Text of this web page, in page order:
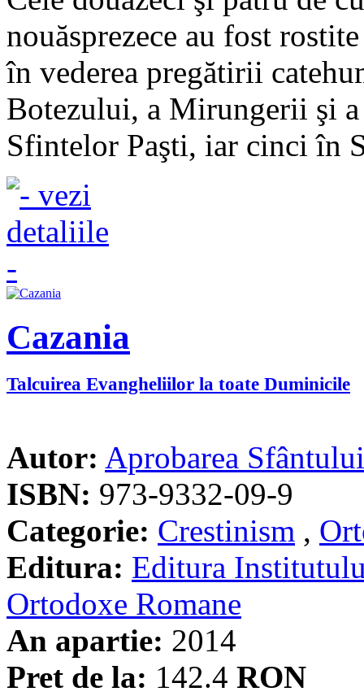
nouăsprezece au fost
în vederea pregătirii
Botezului, a Mirungerii şi
Sfintelor Paşti, iar cinci în
Cazania
Talcuirea Evangheliilor la toate Duminicile
Autor: Aprobarea
ISBN: 973-9332-09-9
Categorie: Crestinism ,
Editura: Editura
Ortodoxe Romane
An apartie: 2014
Pret de la: 142.4 RON